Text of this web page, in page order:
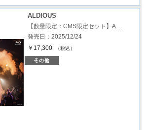
ALDIOUS
【数量限定：CMS限定セット】A …
発売日：2025/12/24
￥17,300
（税込）